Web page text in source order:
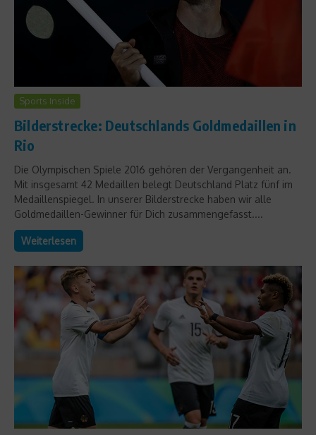
Sports Inside
Bilderstrecke: Deutschlands Goldmedaillen in
Rio
Die Olympischen Spiele 2016 gehören der Vergangenheit an.
Mit insgesamt 42 Medaillen belegt Deutschland Platz fünf im
Medaillenspiegel. In unserer Bilderstrecke haben wir alle
Goldmedaillen-Gewinner für Dich zusammengefasst....
Weiterlesen